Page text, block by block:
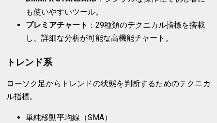
も使いやすいツール。
プレミアチャート ：29種類のテクニカル指標を搭載
し、詳細な分析が可能な高機能チャート。
トレンド系
ローソク足からトレンドの状態を判断するためのテクニカ
ル指標。
単純移動平均線（SMA）